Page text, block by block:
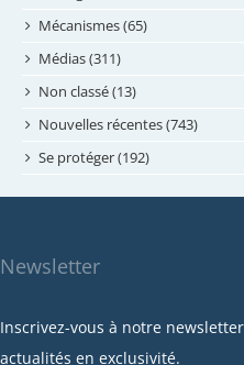
février 2024
janvier 2024
novembre 2023
octobre 2023
septembre 2023
mars 2023
janvier 2023
décembre 2022
Mécanismes (65)
Médias (311)
Non classé (13)
Nouvelles récentes (743)
Se protéger (192)
Newsletter
Inscrivez-vous à notre
actualités en exclusivité.